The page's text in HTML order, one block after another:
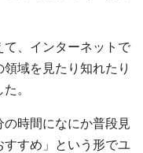
、インターネットで
域を見たり知れたり
。
時間になにか普段見
すめ」という形でユ